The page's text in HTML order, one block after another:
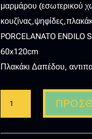
μαρμάρου (εσωτερικού
PORCELANATO
60x120cm
Πλακάκι Δαπέδου,